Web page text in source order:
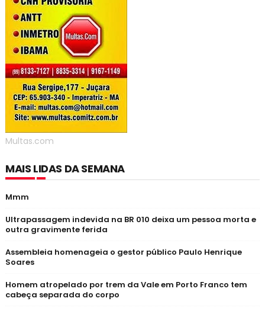
Multas.com
MAIS LIDAS DA SEMANA
Mmm
Ultrapassagem indevida na BR 010 deixa um pessoa morta e
outra gravimente ferida
Assembleia homenageia o gestor público Paulo Henrique
Soares
Homem atropelado por trem da Vale em Porto Franco tem
cabeça separada do corpo